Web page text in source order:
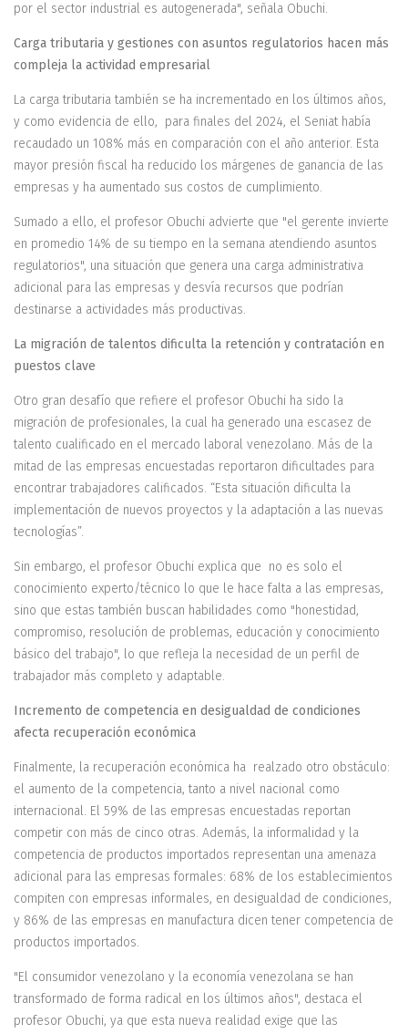
por el sector industrial es autogenerada", señala Obuchi.
Carga tributaria y gestiones con asuntos regulatorios hacen más
compleja la actividad empresarial
La carga tributaria también se ha incrementado en los últimos años,
y como evidencia de ello, para finales del 2024, el Seniat había
recaudado un 108% más en comparación con el año anterior. Esta
mayor presión fiscal ha reducido los márgenes de ganancia de las
empresas y ha aumentado sus costos de cumplimiento.
Sumado a ello, el profesor Obuchi advierte que "el gerente invierte
en promedio 14% de su tiempo en la semana atendiendo asuntos
regulatorios", una situación que genera una carga administrativa
adicional para las empresas y desvía recursos que podrían
destinarse a actividades más productivas.
La migración de talentos dificulta la retención y contratación en
puestos clave
Otro gran desafío que refiere el profesor Obuchi ha sido la
migración de profesionales, la cual ha generado una escasez de
talento cualificado en el mercado laboral venezolano. Más de la
mitad de las empresas encuestadas reportaron dificultades para
encontrar trabajadores calificados. “Esta situación dificulta la
implementación de nuevos proyectos y la adaptación a las nuevas
tecnologías”.
Sin embargo, el profesor Obuchi explica que no es solo el
conocimiento experto/técnico lo que le hace falta a las empresas,
sino que estas también buscan habilidades como "honestidad,
compromiso, resolución de problemas, educación y conocimiento
básico del trabajo", lo que refleja la necesidad de un perfil de
trabajador más completo y adaptable.
Incremento de competencia en desigualdad de condiciones
afecta recuperación económica
Finalmente, la recuperación económica ha realzado otro obstáculo:
el aumento de la competencia, tanto a nivel nacional como
internacional. El 59% de las empresas encuestadas reportan
competir con más de cinco otras. Además, la informalidad y la
competencia de productos importados representan una amenaza
adicional para las empresas formales: 68% de los establecimientos
compiten con empresas informales, en desigualdad de condiciones,
y 86% de las empresas en manufactura dicen tener competencia de
productos importados.
"El consumidor venezolano y la economía venezolana se han
transformado de forma radical en los últimos años", destaca el
profesor Obuchi, ya que esta nueva realidad exige que las